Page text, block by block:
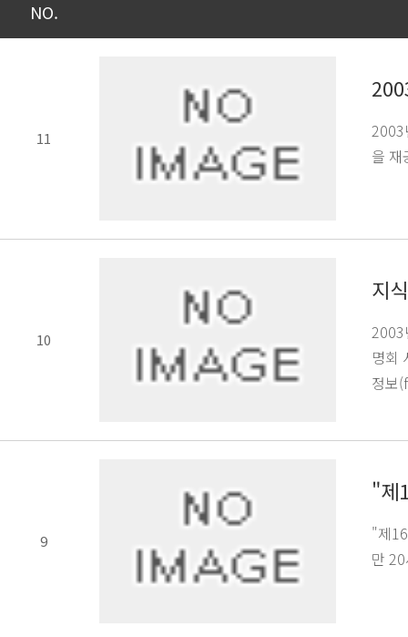
NO.
11
2003
을 재
10
지
2003
명회
정보
9
"제
"제
만